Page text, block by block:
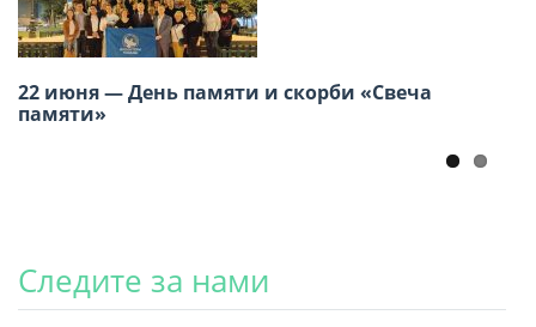
22 июня — День памяти и скорби «Свеча
памяти»
VII Региональная молодежная конференция
российских соотечественников стран
Следите за нами